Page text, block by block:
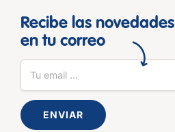
Recibe las novedades
en tu correo
ENVIAR